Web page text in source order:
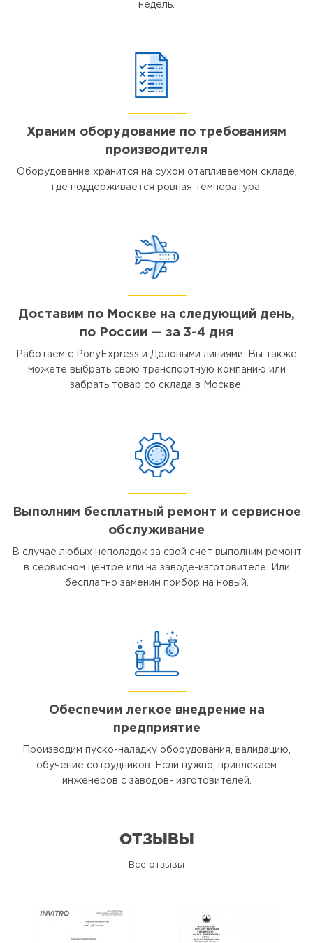
недель.
Храним оборудование по требованиям
производителя
Оборудование хранится на сухом отапливаемом складе,
где поддерживается ровная температура.
Доставим по Москве на следующий день,
по России — за 3-4 дня
Работаем с PonyExpress и Деловыми линиями. Вы также
можете выбрать свою транспортную компанию или
забрать товар со склада в Москве.
Выполним бесплатный ремонт и сервисное
обслуживание
В случае любых неполадок за свой счет выполним ремонт
в сервисном центре или на заводе-изготовителе. Или
бесплатно заменим прибор на новый.
Обеспечим легкое внедрение на
предприятие
Производим пуско-наладку оборудования, валидацию,
обучение сотрудников. Если нужно, привлекаем
инженеров с заводов- изготовителей.
ОТЗЫВЫ
Все отзывы